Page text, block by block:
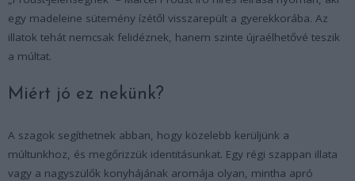
egy madeleine sütemény ízétől visszarepült a gyerekkorába. Az
illatok tehát nemcsak felidéznek, hanem szinte újraélhetővé teszik
a múltat.
Miért jó ez nekünk?
A szagok segíthetnek abban, hogy közelebb kerüljünk a
múltunkhoz, és megőrizzük identitásunkat. Egy régi szappan illata
vagy a nagyszülők konyhájának aromája olyan, mintha apró